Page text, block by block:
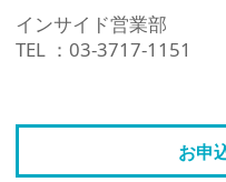
インサイド営業部
TEL ：03-3717-1151
お申